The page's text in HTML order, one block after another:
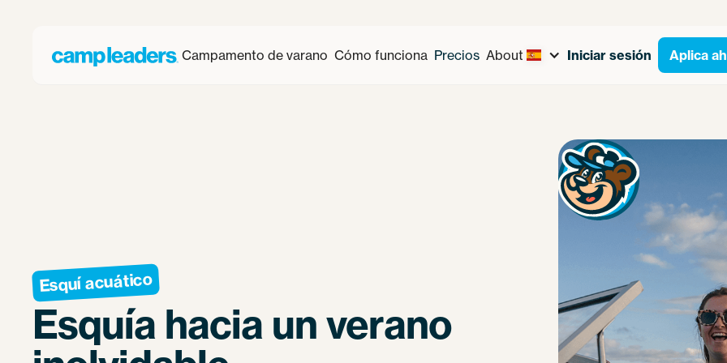
Campamento de varano Cómo funciona Precios About Iniciar sesión Aplica
Esquí acuático
Esquía hacia un verano